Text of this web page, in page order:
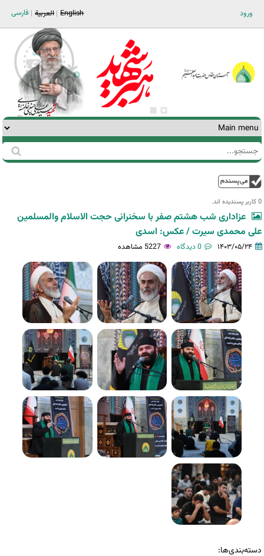
ورود فارسی العربية English
فرم
جستجو
جستجو
0 کاربر پسندیده اند.‎
عزاداری شب هشتم صفر با سخنرانی حجت الاسلام والمسلمین
علی محمدی سیرت / عکس: اسدی
۱۴۰۳/۰۵/۲۴ 0 دیدگاه 5227 مشاهده
دسته‌بندی‌ها: